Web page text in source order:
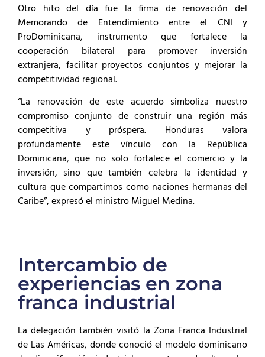
Otro hito del día fue la firma de renovación del
Memorando de Entendimiento entre el CNI y
ProDominicana, instrumento que fortalece la
cooperación bilateral para promover inversión
extranjera, facilitar proyectos conjuntos y mejorar la
competitividad regional.
“La renovación de este acuerdo simboliza nuestro
compromiso conjunto de construir una región más
competitiva y próspera. Honduras valora
profundamente este vínculo con la República
Dominicana, que no solo fortalece el comercio y la
inversión, sino que también celebra la identidad y
cultura que compartimos como naciones hermanas del
Caribe”, expresó el ministro Miguel Medina.
Intercambio de
experiencias en zona
franca industrial
La delegación también visitó la Zona Franca Industrial
de Las Américas, donde conoció el modelo dominicano